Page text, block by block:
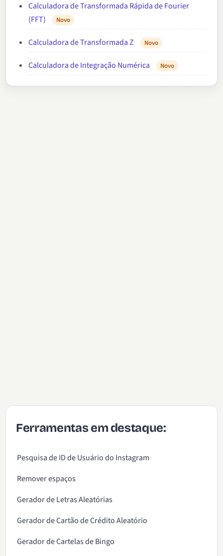
Calculadora de Transformada Rápida de Fourier
(FFT)
Novo
Calculadora de Transformada Z Novo
Calculadora de Integração Numérica Novo
Ferramentas em destaque:
Pesquisa de ID de Usuário do Instagram
Remover espaços
Gerador de Letras Aleatórias
Gerador de Cartão de Crédito Aleatório
Gerador de Cartelas de Bingo